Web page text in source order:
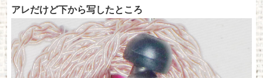
アレだけど下から写したところ